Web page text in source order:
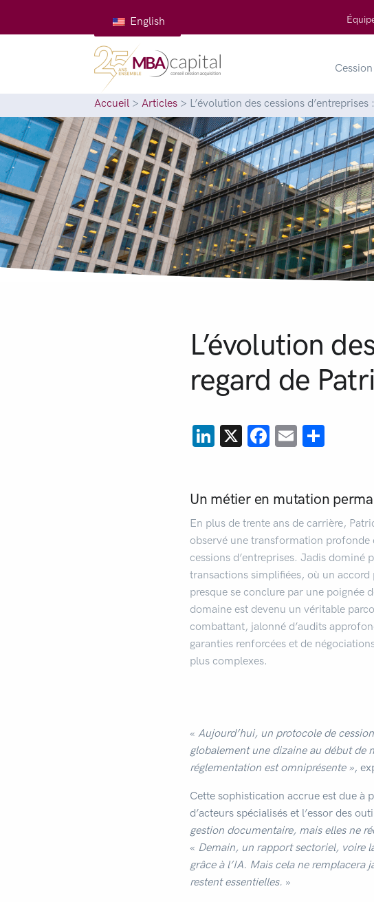
English
Cession
Accueil > Articles > L’évolution des cessions
L’évolution
regard de
LinkedIn
X Facebook
Email
Un métier en mutation
En plus de trente ans de carrière,
observé une transformation profonde
cessions d’entreprises. Jadis dominé
transactions simplifiées, où un accord
presque se conclure par une poignée
domaine est devenu un véritable
combattant, jalonné d’audits
garanties renforcées et de
plus complexes.
« Aujourd’hui, un protocole de
globalement une dizaine au début de
réglementation est omniprésente »,
Cette sophistication accrue est due à
d’acteurs spécialisés et l’essor des
gestion documentaire, mais elles ne
« Demain, un rapport sectoriel, voire
grâce à l’IA. Mais cela ne
restent essentielles. »